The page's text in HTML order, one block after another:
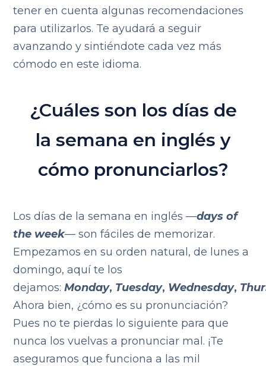
tener en cuenta algunas recomendaciones
para utilizarlos. Te ayudará a seguir
avanzando y sintiéndote cada vez más
cómodo en este idioma.
¿Cuáles son los días de
la semana en inglés y
cómo pronunciarlos?
Los días de la semana en inglés —days of
the week— son fáciles de memorizar.
Empezamos en su orden natural, de lunes a
domingo, aquí te los
dejamos:Monday, Tuesday, Wednesday,
Ahora bien, ¿cómo es su pronunciación?
Pues no te pierdas lo siguiente para que
nunca los vuelvas a pronunciar mal. ¡Te
aseguramos que funciona a las mil